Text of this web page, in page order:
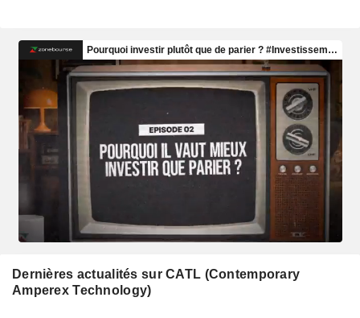
Dernières actualités sur CATL (Contemporary
Amperex Technology)